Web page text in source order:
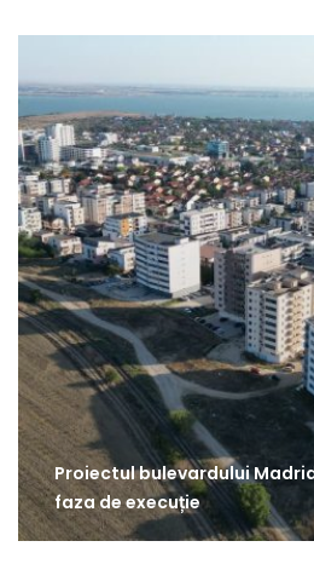
Proiectul bulevardului
faza de execuție